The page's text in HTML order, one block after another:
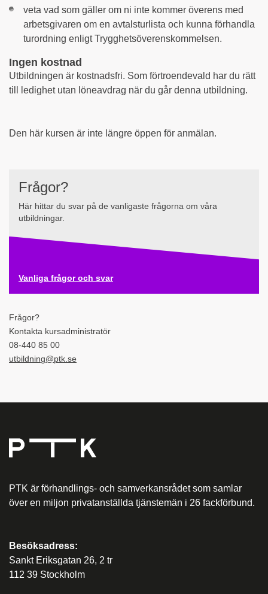
veta vad som gäller om ni inte kommer överens med
arbetsgivaren om en avtalsturlista och kunna förhandla
turordning enligt Trygghetsöverenskommelsen.
Ingen kostnad
Utbildningen är kostnadsfri. Som förtroendevald har du rätt
till ledighet utan löneavdrag när du går denna utbildning.
Den här kursen är inte längre öppen för anmälan.
Frågor?
Här hittar du svar på de vanligaste frågorna om våra
utbildningar.
Vanliga frågor och svar
Frågor?
Kontakta kursadministratör
08-440 85 00
utbildning@ptk.se
PTK är förhandlings- och samverkansrådet som samlar
över en miljon privatanställda tjänstemän i 26 fackförbund.
Besöksadress:
Sankt Eriksgatan 26, 2 tr
112 39 Stockholm